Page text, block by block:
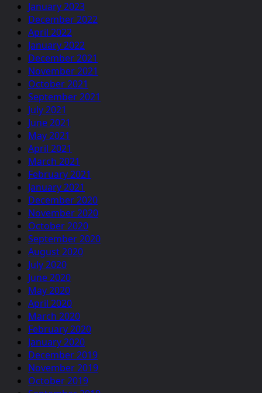
January 2023
December 2022
April 2022
January 2022
December 2021
November 2021
October 2021
September 2021
July 2021
June 2021
May 2021
April 2021
March 2021
February 2021
January 2021
December 2020
November 2020
October 2020
September 2020
August 2020
July 2020
June 2020
May 2020
April 2020
March 2020
February 2020
January 2020
December 2019
November 2019
October 2019